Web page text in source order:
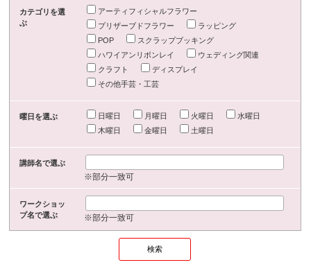
カテゴリを選
ぶ
アーティフィシャルフラワー
プリザーブドフラワー
ラッピング
POP
スクラップブッキング
ハワイアンリボンレイ
ウェディング関連
クラフト
ディスプレイ
その他手芸・工芸
曜日を選ぶ 日曜日 月曜日 火曜日
水曜日
木曜日
金曜日 土曜日
講師名で選ぶ
※部分一致可
ワークショッ
プ名で選ぶ
※部分一致可